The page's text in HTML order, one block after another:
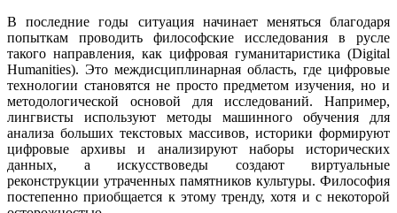
В последние годы ситуация начинает меняться благодаря
попыткам проводить философские исследования в русле
такого направления, как цифровая гуманитаристика (Digital
Humanities). Это междисциплинарная область, где цифровые
технологии становятся не просто предметом изучения, но и
методологической основой для исследований. Например,
лингвисты используют методы машинного обучения для
анализа больших текстовых массивов, историки формируют
цифровые архивы и анализируют наборы исторических
данных, а искусствоведы создают виртуальные
реконструкции утраченных памятников культуры. Философия
постепенно приобщается к этому тренду, хотя и с некоторой